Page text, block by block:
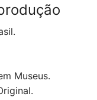
Museus.